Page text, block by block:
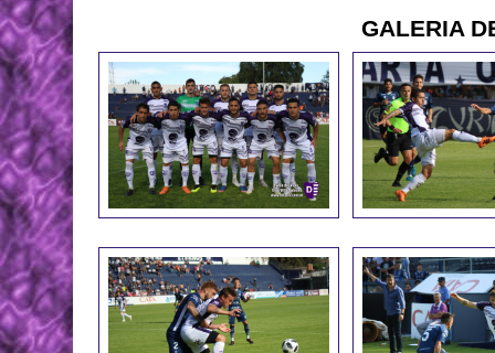
GALERIA